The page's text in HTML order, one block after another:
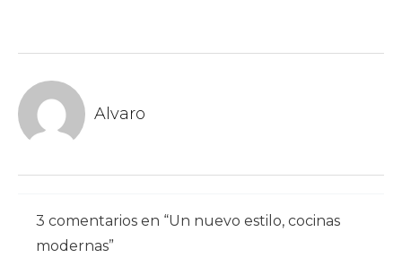
Alvaro
3 comentarios en “Un nuevo estilo, cocinas
modernas”